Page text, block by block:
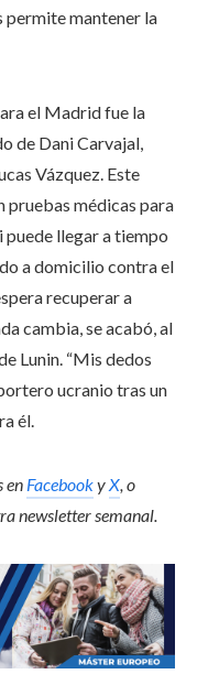
permite mantener la
el Madrid fue la
de Dani Carvajal,
Vázquez. Este
pruebas médicas para
puede llegar a tiempo
a domicilio contra el
recuperar a
cambia, se acabó, al
Lunin. “Mis dedos
ucranio tras un
él.
en Facebooky X , o
newsletter semanal